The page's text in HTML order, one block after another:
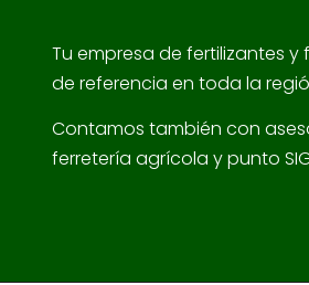
Tu empresa de fertilizantes y
de referencia en toda la
Contamos también con
ferretería agrícola y punto